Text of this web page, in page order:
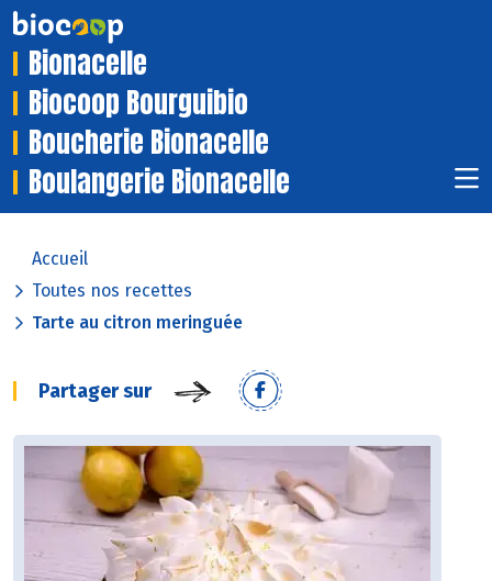
Bionacelle
Biocoop Bourguibio
Boucherie Bionacelle
Boulangerie Bionacelle
Accueil
Toutes nos recettes
Tarte au citron meringuée
Partager sur